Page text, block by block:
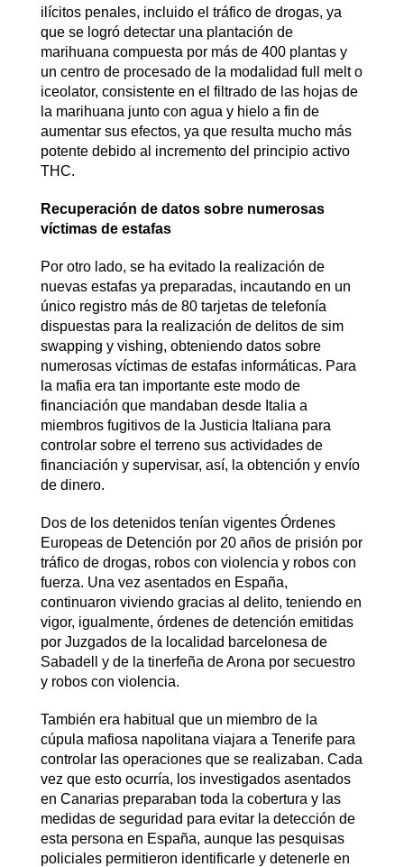
ilícitos penales, incluido el tráfico de drogas, ya
que se logró detectar una plantación de
marihuana compuesta por más de 400 plantas y
un centro de procesado de la modalidad full melt o
iceolator, consistente en el filtrado de las hojas de
la marihuana junto con agua y hielo a fin de
aumentar sus efectos, ya que resulta mucho más
potente debido al incremento del principio activo
THC.
Recuperación de datos sobre numerosas
víctimas de estafas
Por otro lado, se ha evitado la realización de
nuevas estafas ya preparadas, incautando en un
único registro más de 80 tarjetas de telefonía
dispuestas para la realización de delitos de sim
swapping y vishing, obteniendo datos sobre
numerosas víctimas de estafas informáticas. Para
la mafia era tan importante este modo de
financiación que mandaban desde Italia a
miembros fugitivos de la Justicia Italiana para
controlar sobre el terreno sus actividades de
financiación y supervisar, así, la obtención y envío
de dinero.
Dos de los detenidos tenían vigentes Órdenes
Europeas de Detención por 20 años de prisión por
tráfico de drogas, robos con violencia y robos con
fuerza. Una vez asentados en España,
continuaron viviendo gracias al delito, teniendo en
vigor, igualmente, órdenes de detención emitidas
por Juzgados de la localidad barcelonesa de
Sabadell y de la tinerfeña de Arona por secuestro
y robos con violencia.
También era habitual que un miembro de la
cúpula mafiosa napolitana viajara a Tenerife para
controlar las operaciones que se realizaban. Cada
vez que esto ocurría, los investigados asentados
en Canarias preparaban toda la cobertura y las
medidas de seguridad para evitar la detección de
esta persona en España, aunque las pesquisas
policiales permitieron identificarle y detenerle en